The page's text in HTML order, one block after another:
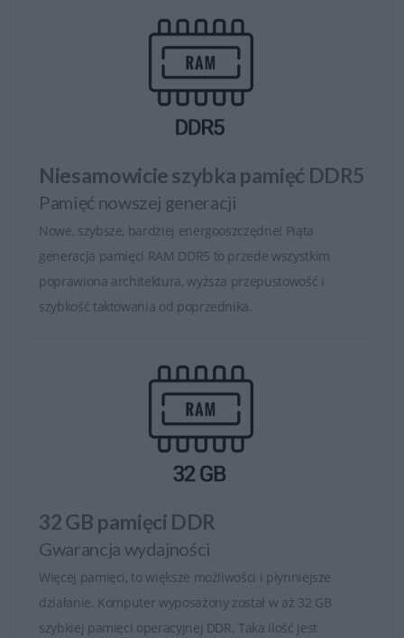
Niesamowicie szybka pamięć DDR5
Pamięć nowszej generacji
Nowe, szybsze, bardziej energooszczędne! Piąta
generacja pamięci RAM DDR5 to przede wszystkim
poprawiona architektura, wyższa przepustowość i
szybkość taktowania od poprzednika.
32 GB pamięci DDR
Gwarancja wydajności
Więcej pamięci, to większe możliwości i płynniejsze
działanie. Komputer wyposażony został w aż 32 GB
szybkiej pamięci operacyjnej DDR. Taka ilość jest